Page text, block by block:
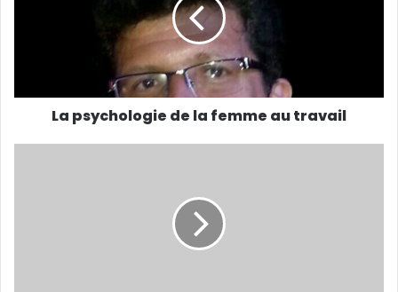
La psychologie de la femme au travail